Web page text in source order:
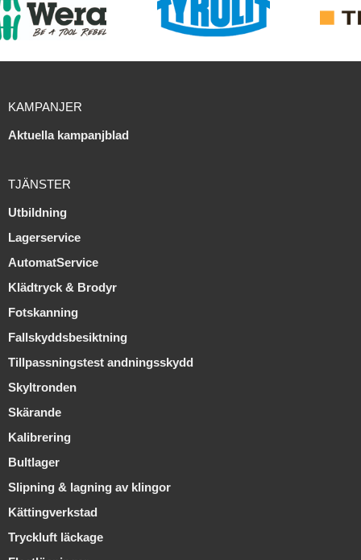
KAMPANJER
Aktuella kampanjblad
TJÄNSTER
Utbildning
Lagerservice
AutomatService
Klädtryck & Brodyr
Fotskanning
Fallskyddsbesiktning
Tillpassningstest andningsskydd
Skyltronden
Skärande
Kalibrering
Bultlager
Slipning & lagning av klingor
Kättingverkstad
Tryckluft läckage